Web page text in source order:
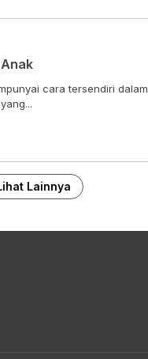
cara tersendiri dalam
Lainnya